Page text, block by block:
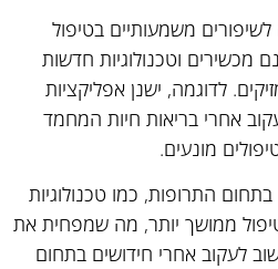
משמעותיים בטיפול
מכשירים וטכנולוגיות חדשות
לדוגמה, ישנן אפליקציות
אחרי בריאות חיות המחמד
מונעים.
התרופות, כמו טכנולוגיות
ממושך יותר, מה שמפחית את
לעקוב אחרי חידושים בתחום